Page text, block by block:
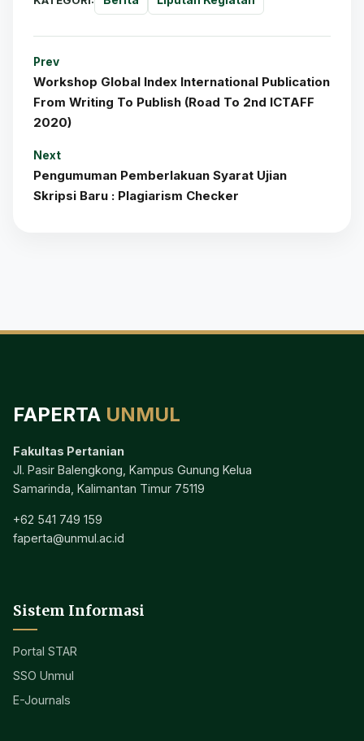
Prev
Workshop Global Index International Publication
From Writing To Publish (Road To 2nd ICTAFF
2020)
Next
Pengumuman Pemberlakuan Syarat Ujian
Skripsi Baru : Plagiarism Checker
FAPERTA UNMUL
Fakultas Pertanian
Jl. Pasir Balengkong, Kampus Gunung Kelua
Samarinda, Kalimantan Timur 75119
+62 541 749 159
faperta@unmul.ac.id
Sistem Informasi
Portal STAR
SSO Unmul
E-Journals